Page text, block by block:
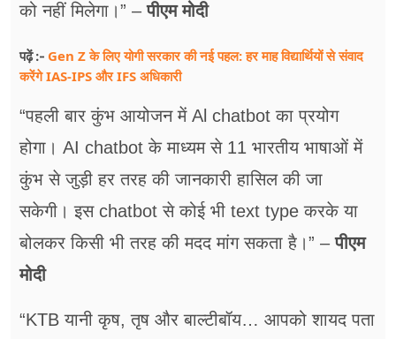
को नहीं मिलेगा।” –पीएम मोदी
पढ़ें :- Gen Z के लिए योगी सरकार की नई पहल: हर माह विद्यार्थियों से संवाद
करेंगे IAS-IPS और IFS अधिकारी
“पहली बार कुंभ आयोजन में Al chatbot का प्रयोग
होगा। AI chatbot के माध्यम से 11 भारतीय भाषाओं में
कुंभ से जुड़ी हर तरह की जानकारी हासिल की जा
सकेगी। इस chatbot से कोई भी text type करके या
बोलकर किसी भी तरह की मदद मांग सकता है।” –पीएम
मोदी
“KTB यानी कृष, तृष और बाल्टीबॉय… आपको शायद पता